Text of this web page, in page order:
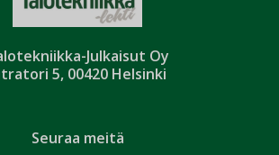
Julkaisut Oy
5, 00420 Helsinki
Seuraa meitä